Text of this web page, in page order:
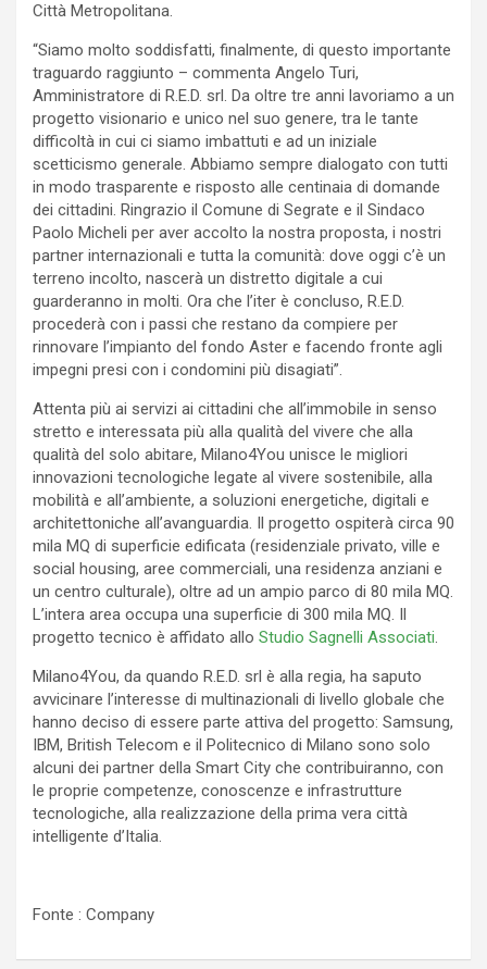
Città Metropolitana.
“Siamo molto soddisfatti, finalmente, di questo importante
traguardo raggiunto – commenta Angelo Turi,
Amministratore di R.E.D. srl. Da oltre tre anni lavoriamo a un
progetto visionario e unico nel suo genere, tra le tante
difficoltà in cui ci siamo imbattuti e ad un iniziale
scetticismo generale. Abbiamo sempre dialogato con tutti
in modo trasparente e risposto alle centinaia di domande
dei cittadini. Ringrazio il Comune di Segrate e il Sindaco
Paolo Micheli per aver accolto la nostra proposta, i nostri
partner internazionali e tutta la comunità: dove oggi c’è un
terreno incolto, nascerà un distretto digitale a cui
guarderanno in molti. Ora che l’iter è concluso, R.E.D.
procederà con i passi che restano da compiere per
rinnovare l’impianto del fondo Aster e facendo fronte agli
impegni presi con i condomini più disagiati”.
Attenta più ai servizi ai cittadini che all’immobile in senso
stretto e interessata più alla qualità del vivere che alla
qualità del solo abitare, Milano4You unisce le migliori
innovazioni tecnologiche legate al vivere sostenibile, alla
mobilità e all’ambiente, a soluzioni energetiche, digitali e
architettoniche all’avanguardia. Il progetto ospiterà circa 90
mila MQ di superficie edificata (residenziale privato, ville e
social housing, aree commerciali, una residenza anziani e
un centro culturale), oltre ad un ampio parco di 80 mila MQ.
L’intera area occupa una superficie di 300 mila MQ. Il
progetto tecnico è affidato allo Studio Sagnelli Associati.
Milano4You, da quando R.E.D. srl è alla regia, ha saputo
avvicinare l’interesse di multinazionali di livello globale che
hanno deciso di essere parte attiva del progetto: Samsung,
IBM, British Telecom e il Politecnico di Milano sono solo
alcuni dei partner della Smart City che contribuiranno, con
le proprie competenze, conoscenze e infrastrutture
tecnologiche, alla realizzazione della prima vera città
intelligente d’Italia.
Fonte : Company